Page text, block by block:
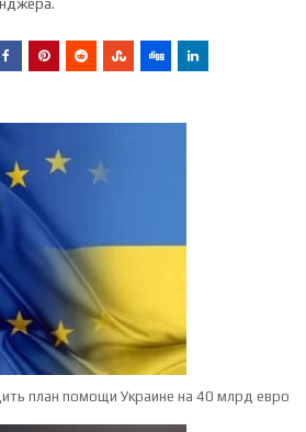
план помощи Украине на 40 млрд евро